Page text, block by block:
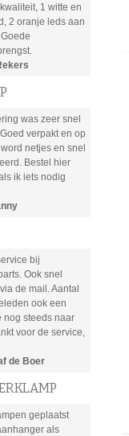
1 witte en
2 oranje leds aan
was zeer snel
verpakt en op
netjes en snel
Bestel hier
ik iets nodig
bij
Ook snel
de mail. Aantal
ook een
nog steeds naar
voor de service,
de Boer
geplaatst
als